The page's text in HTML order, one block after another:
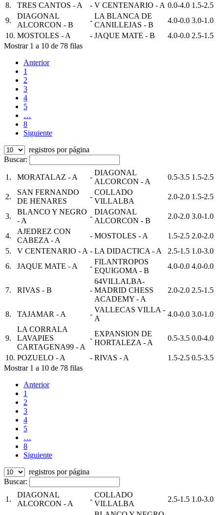
8.
TRES CANTOS - A - V CENTENARIO - A 0.0-4.0 1.5-2.5
9.
DIAGONAL
ALCORCON - B
-
LA BLANCA DE
CANILLEJAS - B
4.0-0.0 3.0-1.0
10. MOSTOLES - A - JAQUE MATE - B 4.0-0.0 2.5-1.5
Mostrar 1 a 10 de 78 filas
Anterior
1
2
3
4
5
…
8
Siguiente
registros por página
Buscar:
1. MORATALAZ - A -
DIAGONAL
ALCORCON - A
0.5-3.5 1.5-2.5
2.
SAN FERNANDO
DE HENARES
-
COLLADO
VILLALBA
2.0-2.0 1.5-2.5
3.
BLANCO Y NEGRO
- A
-
DIAGONAL
ALCORCON - B
2.0-2.0 3.0-1.0
4.
AJEDREZ CON
CABEZA - A
- MOSTOLES - A 1.5-2.5 2.0-2.0
5.
V CENTENARIO - A - LA DIDACTICA - A 2.5-1.5 1.0-3.0
6.
JAQUE MATE - A -
FILANTROPOS
EQUIGOMA - B
4.0-0.0 4.0-0.0
7. RIVAS - B -
64VILLALBA-
MADRID CHESS
ACADEMY - A
2.0-2.0 2.5-1.5
8. TAJAMAR - A -
VALLECAS VILLA -
A
4.0-0.0 3.0-1.0
9.
LA CORRALA
LAVAPIES
CARTAGENA99 - A
-
EXPANSION DE
HORTALEZA - A
0.5-3.5 0.0-4.0
10. POZUELO - A - RIVAS - A 1.5-2.5 0.5-3.5
Mostrar 1 a 10 de 78 filas
Anterior
1
2
3
4
5
…
8
Siguiente
registros por página
Buscar:
1.
DIAGONAL
ALCORCON - A
-
COLLADO
VILLALBA
2.5-1.5 1.0-3.0